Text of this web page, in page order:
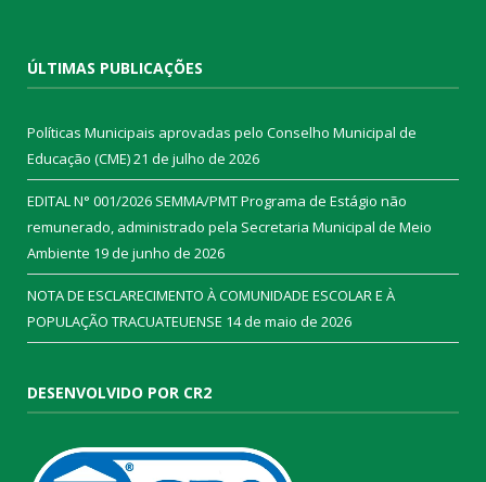
ÚLTIMAS PUBLICAÇÕES
Políticas Municipais aprovadas pelo Conselho Municipal de
Educação (CME)21 de julho de 2026
EDITAL N° 001/2026 SEMMA/PMT Programa de Estágio não
remunerado, administrado pela Secretaria Municipal de Meio
Ambiente 19 de junho de 2026
NOTA DE ESCLARECIMENTO À COMUNIDADE ESCOLAR E À
POPULAÇÃO TRACUATEUENSE 14 de maio de 2026
DESENVOLVIDO POR CR2